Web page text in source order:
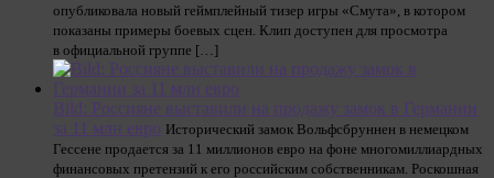
опубликовала новый геймплейный тизер игры «Смута», в котором
показаны примеры боевых сцен. Клип доступен для просмотра
в официальной группе […]
Bild: Россияне выставили на продажу замок в Германии
за 11 млн евро Исторический замок Вольфсбруннен в немецком
Гессене продается за 11 миллионов евро на фоне многомиллиардных
финансовых претензий к его российским собственникам. Роскошная